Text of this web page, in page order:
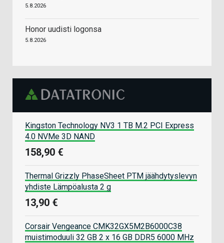
5.8.2026
Honor uudisti logonsa
5.8.2026
Kingston Technology NV3 1 TB M.2 PCI Express
4.0 NVMe 3D NAND
158,90 €
Thermal Grizzly PhaseSheet PTM jäähdytyslevyn
yhdiste Lämpöalusta 2 g
13,90 €
Corsair Vengeance CMK32GX5M2B6000C38
muistimoduuli 32 GB 2 x 16 GB DDR5 6000 MHz